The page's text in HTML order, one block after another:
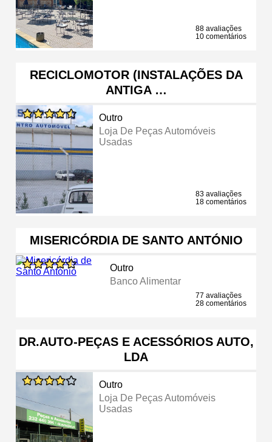
88 avaliações
10 comentários
RECICLOMOTOR (INSTALAÇÕES DA
ANTIGA …
Outro
Loja De Peças Automóveis
Usadas
83 avaliações
18 comentários
MISERICÓRDIA DE SANTO ANTÓNIO
Outro
Banco Alimentar
77 avaliações
28 comentários
DR.AUTO-PEÇAS E ACESSÓRIOS AUTO,
LDA
Outro
Loja De Peças Automóveis
Usadas